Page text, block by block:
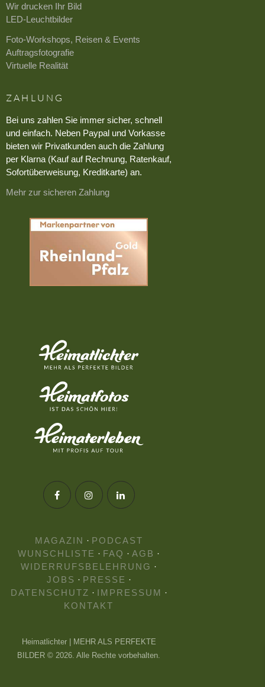
Wir drucken Ihr Bild
LED-Leuchtbilder
Foto-Workshops, Reisen & Events
Auftragsfotografie
Virtuelle Realität
ZAHLUNG
Bei uns zahlen Sie immer sicher, schnell
und einfach. Neben Paypal und Vorkasse
bieten wir Privatkunden auch die Zahlung
per Klarna (Kauf auf Rechnung, Ratenkauf,
Sofortüberweisung, Kreditkarte) an.
Mehr zur sicheren Zahlung
MAGAZIN · PODCAST
WUNSCHLISTE · FAQ · AGB ·
WIDERRUFSBELEHRUNG ·
JOBS · PRESSE ·
DATENSCHUTZ · IMPRESSUM ·
KONTAKT
Heimatlichter | MEHR ALS PERFEKTE
BILDER © 2026. Alle Rechte vorbehalten.